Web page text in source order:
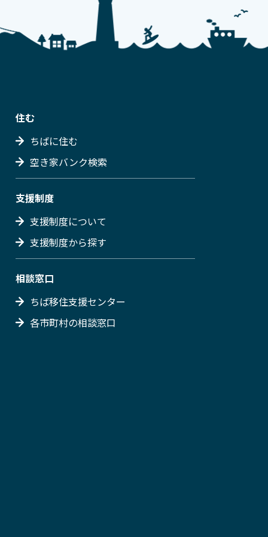
住む
ちばに住む
空き家バンク検索
支援制度
支援制度について
支援制度から探す
相談窓口
ちば移住支援センター
各市町村の相談窓口